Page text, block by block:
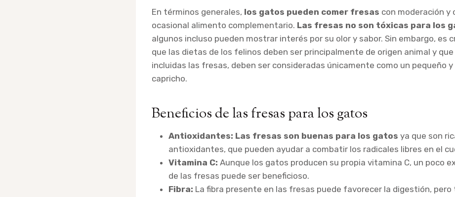
En términos generales, los gatos pueden comer fresas con moderación y
ocasional alimento complementario. Las fresas no son tóxicas para los
algunos incluso pueden mostrar interés por su olor y sabor. Sin embargo, es
que las dietas de los felinos deben ser principalmente de origen animal y
incluidas las fresas, deben ser consideradas únicamente como un pequeño
capricho.
Beneficios de las fresas para los gatos
Antioxidantes: Las fresas son buenas para los gatos ya que son
antioxidantes, que pueden ayudar a combatir los radicales libres en el
Vitamina C: Aunque los gatos producen su propia vitamina C, un poco
de las fresas puede ser beneficioso.
Fibra: La fibra presente en las fresas puede favorecer la digestión, pero